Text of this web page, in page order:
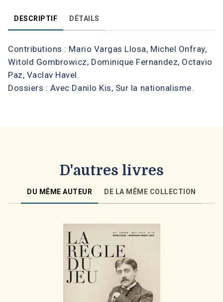
DESCRIPTIF DÉTAILS
Contributions : Mario Vargas Llosa, Michel Onfray,
Witold Gombrowicz, Dominique Fernandez, Octavio
Paz, Vaclav Havel.
Dossiers : Avec Danilo Kis, Sur la nationalisme.
D'autres livres
DU MÊME AUTEUR DE LA MÊME COLLECTION